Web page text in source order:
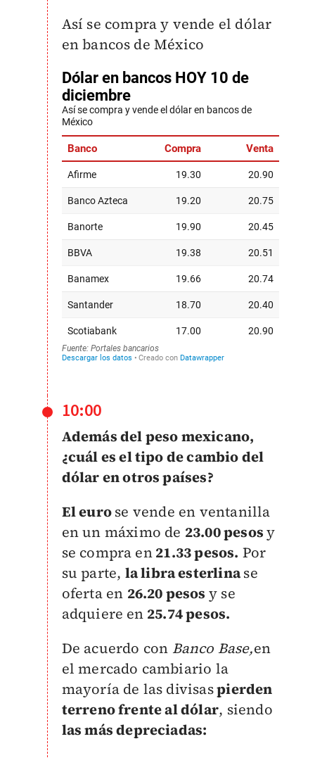
Así se compra y vende el dólar
en bancos de México
10:00
Además del peso mexicano,
¿cuál es el tipo de cambio del
dólar en otros países?
El eurose vende en ventanilla
en un máximo de 23.00 pesosy
se compra en21.33 pesos. Por
su parte, la libra esterlinase
oferta en 26.20 pesos y se
adquiere en 25.74 pesos.
De acuerdo con Banco Base,en
el mercado cambiario la
mayoría de las divisaspierden
terreno frente al dólar, siendo
las más depreciadas: